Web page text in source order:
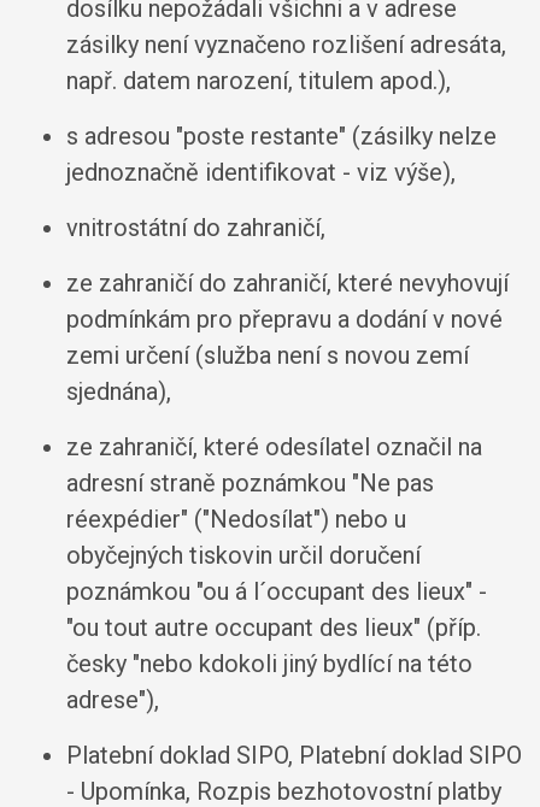
dosílku nepožádali všichni a v adrese
zásilky není vyznačeno rozlišení adresáta,
např. datem narození, titulem apod.),
s adresou "poste restante" (zásilky nelze
jednoznačně identifikovat - viz výše),
vnitrostátní do zahraničí,
ze zahraničí do zahraničí, které nevyhovují
podmínkám pro přepravu a dodání v nové
zemi určení (služba není s novou zemí
sjednána),
ze zahraničí, které odesílatel označil na
adresní straně poznámkou "Ne pas
réexpédier" ("Nedosílat") nebo u
obyčejných tiskovin určil doručení
poznámkou "ou á l´occupant des lieux" -
"ou tout autre occupant des lieux" (příp.
česky "nebo kdokoli jiný bydlící na této
adrese"),
Platební doklad SIPO, Platební doklad SIPO
- Upomínka, Rozpis bezhotovostní platby